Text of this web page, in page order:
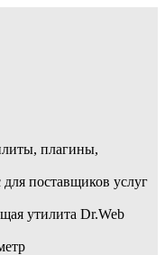
плагины,
поставщиков услуг
утилита Dr.Web